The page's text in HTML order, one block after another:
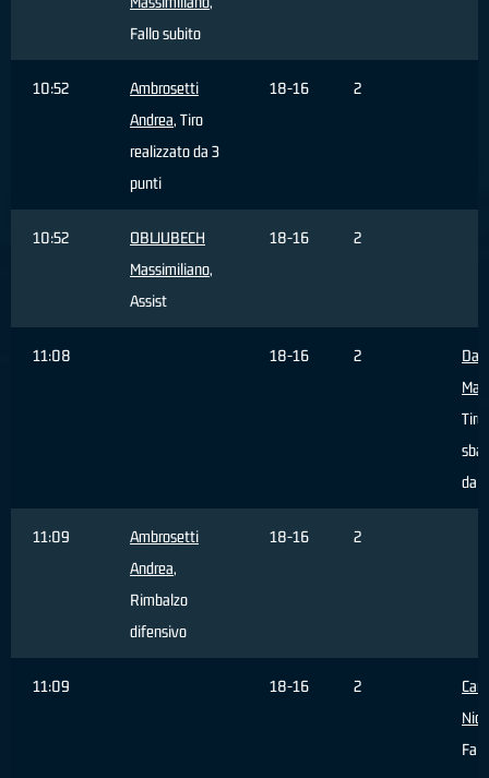
Fallo subito
10:52
Ambrosetti
Andrea, Tiro
realizzato da 3
punti
18-16 2
10:52
OBLJUBECH
Massimiliano,
Assist
18-16 2
11:08 18-16 2
Da
Tiro
11:09
Ambrosetti
Andrea,
Rimbalzo
difensivo
18-16 2
11:09 18-16 2
Carr